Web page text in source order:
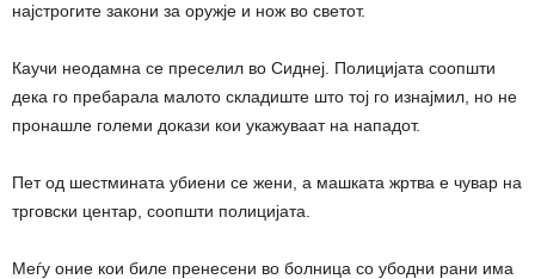
најстрогите закони за оружје и нож во светот.
Каучи неодамна се преселил во Сиднеј. Полицијата соопшти
дека го пребарала малото складиште што тој го изнајмил, но не
пронашле големи докази кои укажуваат на нападот.
Пет од шестмината убиени се жени, а машката жртва е чувар на
трговски центар, соопшти полицијата.
Меѓу оние кои биле пренесени во болница со убодни рани има